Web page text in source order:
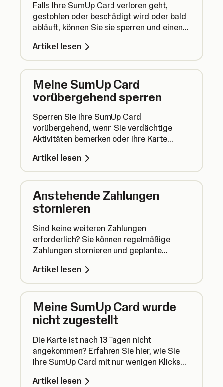
Falls Ihre SumUp Card verloren geht,
gestohlen oder beschädigt wird oder bald
abläuft, können Sie sie sperren und einen
Artikel lesen
Meine SumUp Card
vorübergehend sperren
Sperren Sie Ihre SumUp Card
vorübergehend, wenn Sie verdächtige
Aktivitäten bemerken oder Ihre Karte
im Handumdrehen wieder entsperren.
Artikel lesen
Anstehende Zahlungen
stornieren
Sind keine weiteren Zahlungen
erforderlich? Sie können regelmäßige
Zahlungen stornieren und geplante
Geld von Ihrem Geschäftskonto abgebucht
wird.
Artikel lesen
Meine SumUp Card wurde
nicht zugestellt
Die Karte ist nach 13 Tagen nicht
angekommen? Erfahren Sie hier, wie Sie
Ihre SumUp Card mit nur wenigen Klicks
Artikel lesen